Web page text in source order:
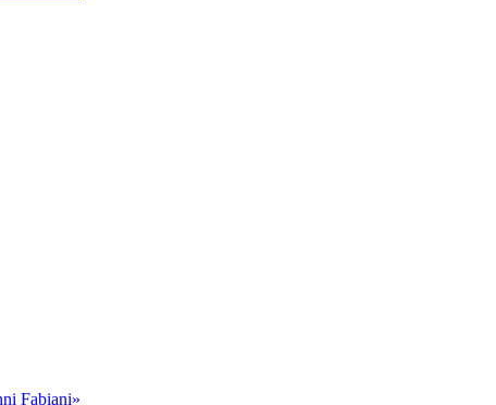
Fabiani»